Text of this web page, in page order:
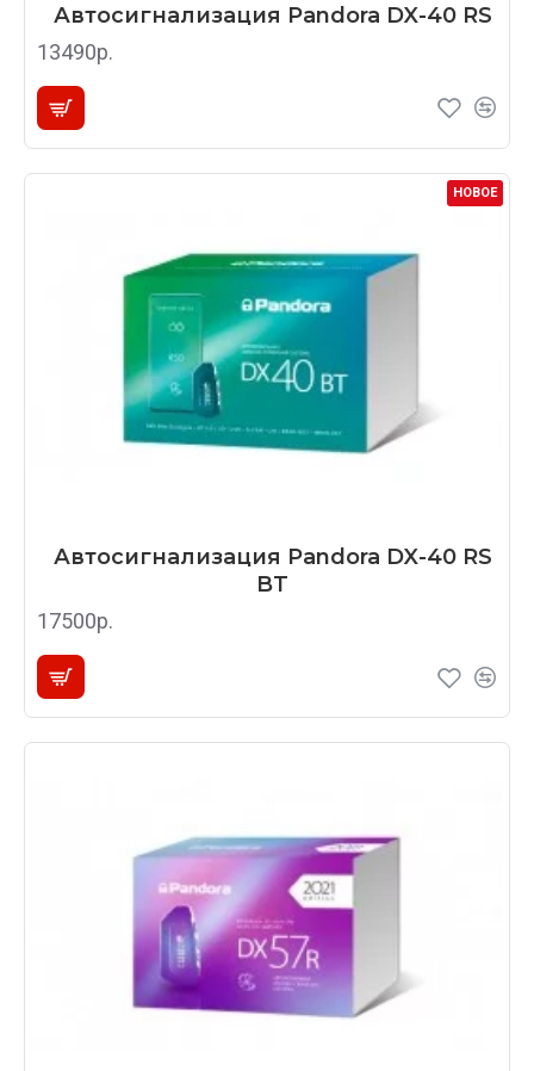
Автосигнализация Pandora DX-40 RS
13490р.
НОВОЕ
Автосигнализация Pandora DX-40 RS
BT
17500р.